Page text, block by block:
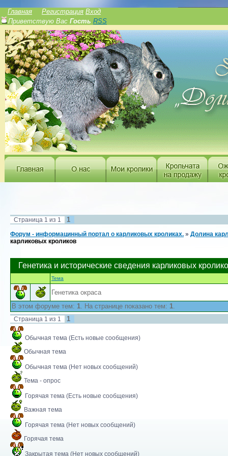
Главная
Регистрация Вход
Приветствую Вас Гость RSS
Страница 1 из 1 1
Форум - информацинный портал о карликовых кроликах. » Долина
карликовых кроликов
Генетика и исторические сведения карликовых
Тема
Генетика окраса
В этом форуме тем: 1. На странице показано тем: 1.
Страница 1 из 1 1
Обычная тема (Есть новые сообщения)
Обычная тема
Обычная тема (Нет новых сообщений)
Тема - опрос
Горячая тема (Есть новые сообщения)
Важная тема
Горячая тема (Нет новых сообщений)
Горячая тема
Закрытая тема (Нет новых сообщений)